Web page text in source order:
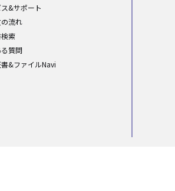
&サポート
流れ
索
質問
&ファイルNavi